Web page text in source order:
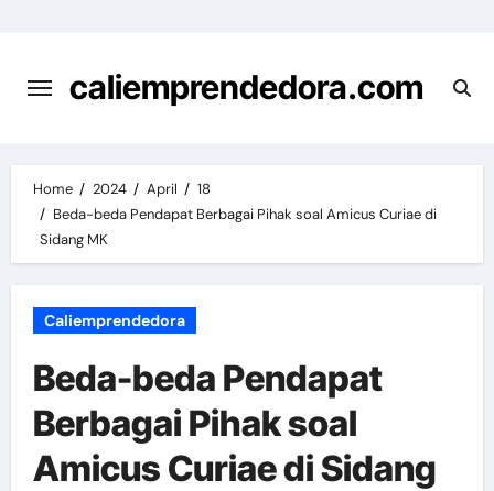
content
caliemprendedora.com
Home 2024 April
18
Beda-beda Pendapat Berbagai Pihak soal Amicus Curiae di
Sidang MK
Caliemprendedora
Beda-beda Pendapat
Berbagai Pihak soal
Amicus Curiae di Sidang